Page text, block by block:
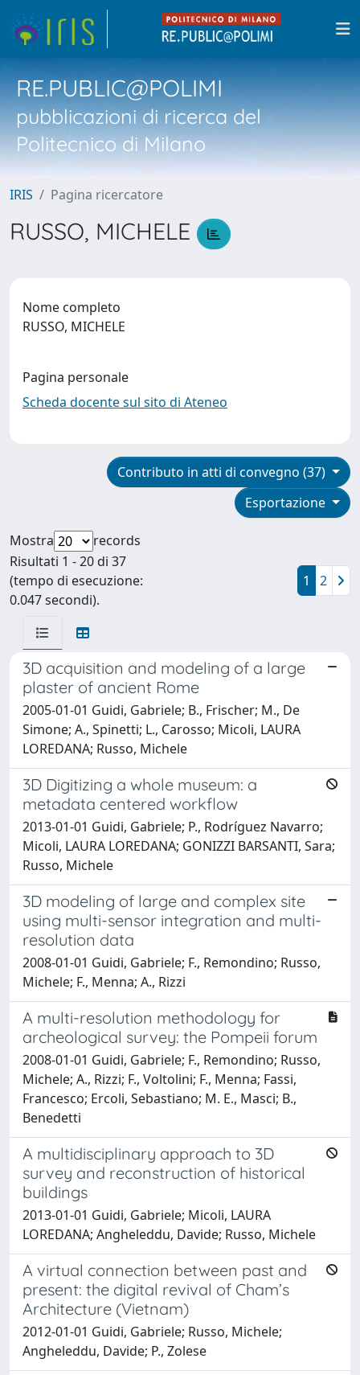
RE.PUBLIC@POLIMI
pubblicazioni di ricerca del
Politecnico di Milano
IRIS Pagina ricercatore
RUSSO, MICHELE
Nome completo
RUSSO, MICHELE
Pagina personale
Scheda docente sul sito di Ateneo
Contributo in atti di convegno (37)
Esportazione
Mostra
records
Risultati 1 - 20 di 37
(tempo di esecuzione:
0.047 secondi).
1 2
3D acquisition and modeling of a large
plaster of ancient Rome
2005-01-01 Guidi, Gabriele; B., Frischer; M., De
Simone; A., Spinetti; L., Carosso; Micoli, LAURA
LOREDANA; Russo, Michele
3D Digitizing a whole museum: a
metadata centered workflow
2013-01-01 Guidi, Gabriele; P., Rodríguez Navarro;
Micoli, LAURA LOREDANA; GONIZZI BARSANTI, Sara;
Russo, Michele
3D modeling of large and complex site
using multi-sensor integration and multi-
resolution data
2008-01-01 Guidi, Gabriele; F., Remondino; Russo,
Michele; F., Menna; A., Rizzi
A multi-resolution methodology for
archeological survey: the Pompeii forum
2008-01-01 Guidi, Gabriele; F., Remondino; Russo,
Michele; A., Rizzi; F., Voltolini; F., Menna; Fassi,
Francesco; Ercoli, Sebastiano; M. E., Masci; B.,
Benedetti
A multidisciplinary approach to 3D
survey and reconstruction of historical
buildings
2013-01-01 Guidi, Gabriele; Micoli, LAURA
LOREDANA; Angheleddu, Davide; Russo, Michele
A virtual connection between past and
present: the digital revival of Cham’s
Architecture (Vietnam)
2012-01-01 Guidi, Gabriele; Russo, Michele;
Angheleddu, Davide; P., Zolese